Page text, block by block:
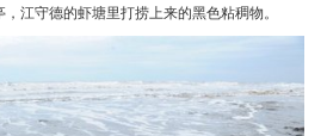
江守德的虾塘里打捞上来的黑色粘稠物。